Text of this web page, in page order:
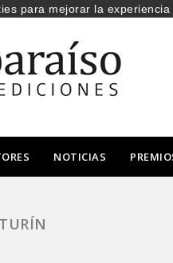
NOTICIAS
para mejorar la